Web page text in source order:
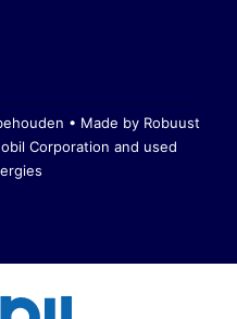
• Made by Robuust
Corporation and used